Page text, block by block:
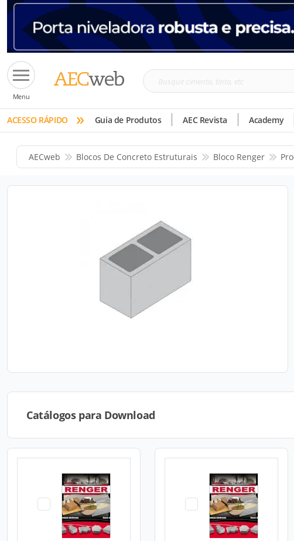
Menu
Busque
tinta,
etc
ACESSO RÁPIDO » Guia de Produtos AEC Revista Academy
AECweb Blocos De Concreto Estruturais Bloco Renger
Catálogos para Download